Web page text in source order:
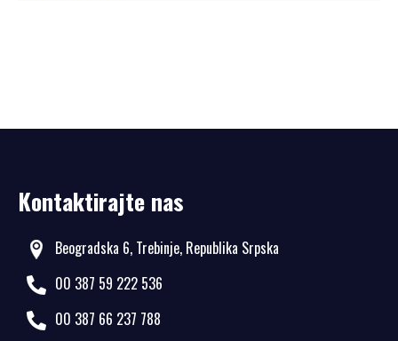
Kontaktirajte nas
Beogradska 6, Trebinje, Republika Srpska
00 387 59 222 536
00 387 66 237 788